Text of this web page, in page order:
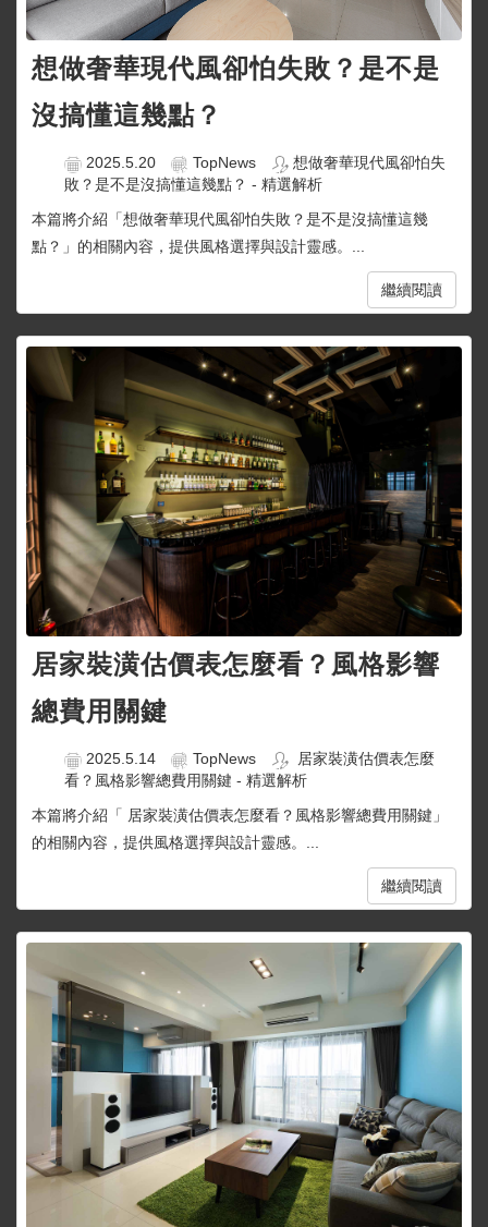
想做奢華現代風卻怕失敗？是不是
沒搞懂這幾點？
2025.5.20 TopNews
想做奢華現代風卻怕失
敗？是不是沒搞懂這幾點？ - 精選解析
本篇將介紹「想做奢華現代風卻怕失敗？是不是沒搞懂這幾
點？」的相關內容，提供風格選擇與設計靈感。...
繼續閱讀
居家裝潢估價表怎麼看？風格影響
總費用關鍵
2025.5.14 TopNews
居家裝潢估價表怎麼
看？風格影響總費用關鍵 - 精選解析
本篇將介紹「 居家裝潢估價表怎麼看？風格影響總費用關鍵」
的相關內容，提供風格選擇與設計靈感。...
繼續閱讀